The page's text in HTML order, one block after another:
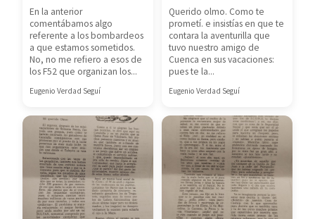
En la anterior
comentábamos algo
referente a los bombardeos
a que estamos sometidos.
No, no me refiero a esos de
los F52 que organizan los...
Eugenio Verdad Seguí
Querido olmo. Como te
prometí. e insistías en que te
contara la aventurilla que
tuvo nuestro amigo de
Cuenca en sus vacaciones:
pues te la...
Eugenio Verdad Seguí